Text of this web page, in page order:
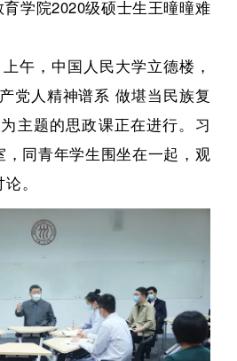
学院2020级硕士生王曈曈难
午，中国人民大学立德楼，
党人精神谱系 做堪当民族复
主题的思政课正在进行。习
同青年学生围坐在一起，观
。